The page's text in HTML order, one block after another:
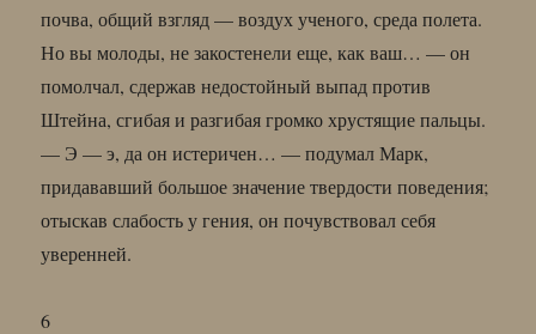
почва, общий взгляд — воздух ученого, среда полета.
Но вы молоды, не закостенели еще, как ваш… — он
помолчал, сдержав недостойный выпад против
Штейна, сгибая и разгибая громко хрустящие пальцы.
— Э — э, да он истеричен… — подумал Марк,
придававший большое значение твердости поведения;
отыскав слабость у гения, он почувствовал себя
уверенней.
6